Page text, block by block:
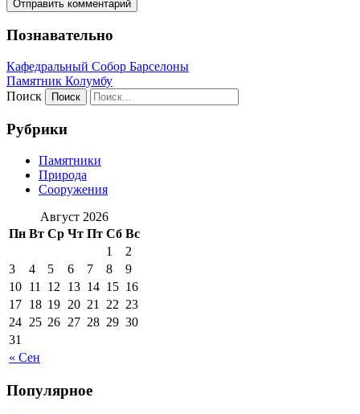
Познавательно
Кафeдрaльный Собор Барселоны
Пaмятник Колумбу
Поиск
Рубрики
Памятники
Природа
Сооружения
Август 2026
Пн Вт Ср Чт Пт Сб Вс
« Сен
1
2
3
4 5 6 7 8
9
10 11 12 13 14 15 16
17 18 19 20 21 22 23
24 25 26 27 28 29 30
31
Популярное